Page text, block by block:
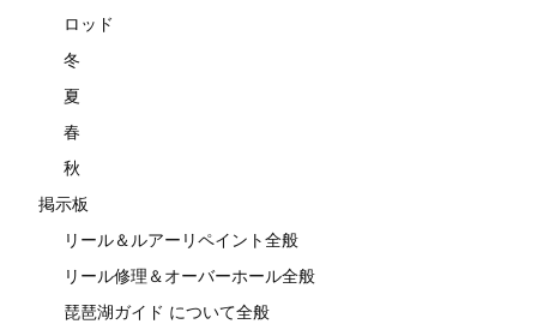
ロッド
冬
夏
春
秋
掲示板
リール＆ルアーリペイント全般
リール修理＆オーバーホール全般
琵琶湖ガイド について全般